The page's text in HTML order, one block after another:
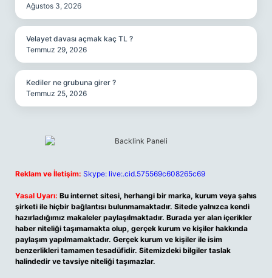
Ağustos 3, 2026
Velayet davası açmak kaç TL ?
Temmuz 29, 2026
Kediler ne grubuna girer ?
Temmuz 25, 2026
Reklam ve İletişim: Skype: live:.cid.575569c608265c69
Yasal Uyarı: Bu internet sitesi, herhangi bir marka, kurum veya şahıs
şirketi ile hiçbir bağlantısı bulunmamaktadır. Sitede yalnızca kendi
hazırladığımız makaleler paylaşılmaktadır. Burada yer alan içerikler
haber niteliği taşımamakta olup, gerçek kurum ve kişiler hakkında
paylaşım yapılmamaktadır. Gerçek kurum ve kişiler ile isim
benzerlikleri tamamen tesadüfidir. Sitemizdeki bilgiler taslak
halindedir ve tavsiye niteliği taşımazlar.